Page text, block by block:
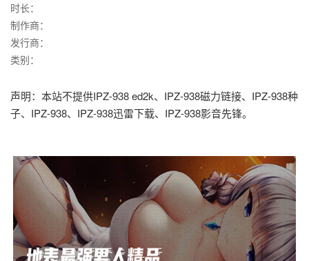
时长：
制作商：
发行商：
类别：
声明：本站不提供IPZ-938 ed2k、IPZ-938磁力链接、IPZ-938种
子、IPZ-938、IPZ-938迅雷下载、IPZ-938影音先锋。